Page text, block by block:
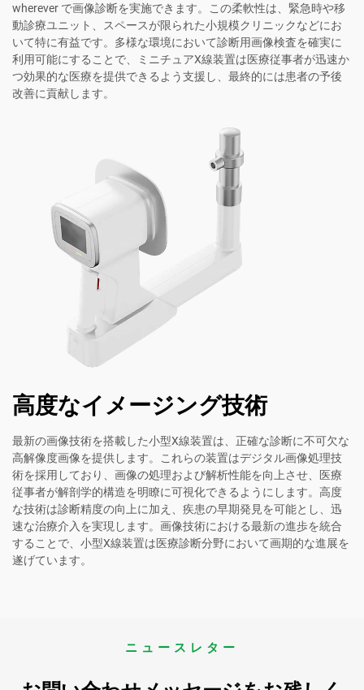
wherever で画像診断を実施できます。この柔軟性は、緊急時や移
動診療ユニット、スペースが限られた小規模クリニックなどにお
いて特に有益です。多様な環境において診断用画像検査を確実に
利用可能にすることで、ミニチュアX線装置は医療従事者が迅速か
つ効果的な医療を提供できるよう支援し、最終的には患者の予後
改善に貢献します。
高度なイメージング技術
最新の画像技術を搭載した小型X線装置は、正確な診断に不可欠な
高解像度画像を提供します。これらの装置はデジタル画像処理技
術を採用しており、画像の処理および解析性能を向上させ、医療
従事者が解剖学的構造を明瞭に可視化できるようにします。高度
な技術は診断精度の向上に加え、疾患の早期発見を可能とし、迅
速な治療介入を実現します。画像技術における最新の進歩を統合
することで、小型X線装置は医療診断分野において画期的な進展を
遂げています。
ニュースレター